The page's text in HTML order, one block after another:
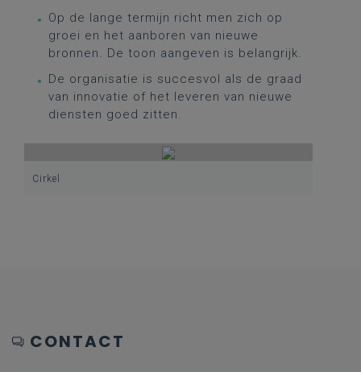
Op de lange termijn richt men zich op
groei en het aanboren van nieuwe
bronnen. De toon aangeven is belangrijk.
De organisatie is succesvol als de graad
van innovatie of het leveren van nieuwe
diensten goed zitten.
Cirkel
CONTACT